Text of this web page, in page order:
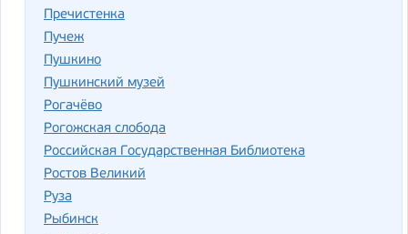
Пречистенка
Пучеж
Пушкино
Пушкинский музей
Рогачёво
Рогожская слобода
Российская Государственная Библиотека
Ростов Великий
Руза
Рыбинск